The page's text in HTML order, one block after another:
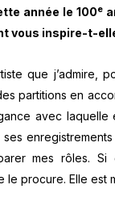
année le 100e
vous inspire-t-
que j’admire,
partitions en
avec
ses
mes rôles. Si
le procure. Elle est